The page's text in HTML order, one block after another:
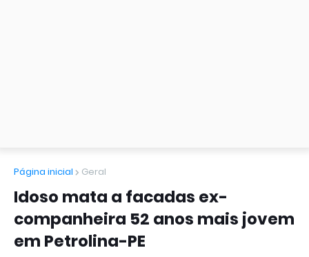
Página inicial Geral
Idoso mata a facadas ex-
companheira 52 anos mais jovem
em Petrolina-PE